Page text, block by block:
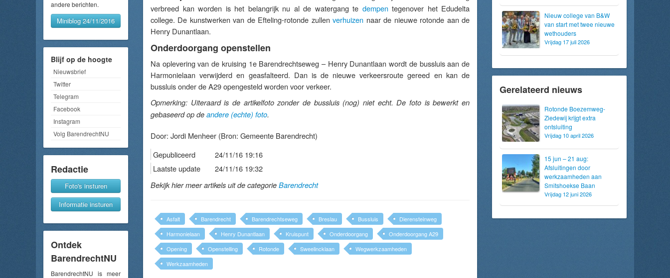
andere berichten.
Miniblog 24/11/2016
Blijf op de hoogte
Nieuwsbrief
Twitter
Telegram
Facebook
Instagram
Volg BarendrechtNU
Redactie
Foto's insturen
Informatie insturen
Ontdek
BarendrechtNU
BarendrechtNU is meer
verbreed kan worden is het belangrijk nu al de watergang te dempentegenover het Edudelta
college. De kunstwerken van de Efteling-rotonde zullenverhuizen naar de nieuwe rotonde aan de
Henry Dunantlaan.
Onderdoorgang openstellen
Na oplevering van de kruising 1e Barendrechtseweg – Henry Dunantlaan wordt de bussluis aan de
Harmonielaan verwijderd en geasfalteerd. Dan is de nieuwe verkeersroute gereed en kan de
bussluis onder de A29 opengesteld worden voor verkeer.
Opmerking: Uiteraard is de artikelfoto zonder de bussluis (nog) niet echt. De foto is bewerkt en
gebaseerd op de andere (echte) foto.
Door: Jordi Menheer (Bron: Gemeente Barendrecht)
Gepubliceerd
24/11/16 19:16
Laatste update
24/11/16 19:32
Bekijk hier meer artikels uit de categorie Barendrecht
Asfalt Barendrecht Barendrechtseweg Breslau Bussluis
Dierensteinweg
Harmonielaan
Henry Dunantlaan Kruispunt Onderdoorgang
Onderdoorgang A29
Opening
Openstelling Rotonde Sweelincklaan
Wegwerkzaamheden
Werkzaamheden
Nieuw college van B&W
van start met twee nieuwe
wethouders
Vrijdag 17 juli 2026
Gerelateerd nieuws
Rotonde Boezemweg-
Ziedewij krijgt extra
ontsluiting
Vrijdag 10 april 2026
15 jun – 21 aug:
Afsluitingen door
werkzaamheden aan
Smitshoekse Baan
Vrijdag 12 juni 2026